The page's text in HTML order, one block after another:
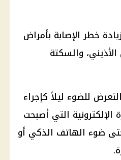
خطر الإصابة بأمراض
الأذيني، والسكتة
للضوء ليلاً كإجراء
التي أصبحت
حتى ضوء الهاتف الذكي أو